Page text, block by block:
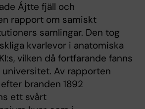
Ájtte fjäll och
rapport om samiskt
samlingar. Den tog
kvarlevor i anatomiska
vilken då fortfarande fanns
Av rapporten
branden 1892
ett svårt